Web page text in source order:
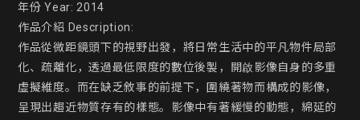
年份 Year: 2014
作品介紹 Description:
作品從微距鏡頭下的視野出發，將日常生活中的平凡物件局部
化、疏離化，透過最低限度的數位後製，開啟影像自身的多重
虛擬維度。而在缺乏敘事的前提下，圍繞著物而構成的影像，
呈現出趨近物質存有的樣態。影像中有著緩慢的動態，綿延的